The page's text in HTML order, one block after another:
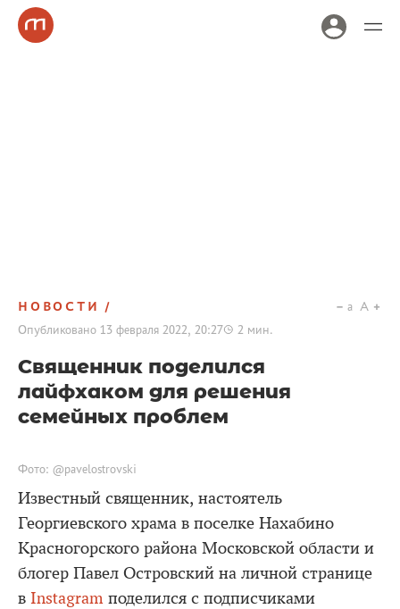
НОВОСТИ
Опубликовано 13 февраля 2022, 20:27 2 мин.
a A
Священник поделился
лайфхаком для решения
семейных проблем
Фото: @pavelostrovski
Известный священник, настоятель
Георгиевского храма в поселке Нахабино
Красногорского района Московской области и
блогер Павел Островский на личной странице
в Instagram поделился с подписчиками